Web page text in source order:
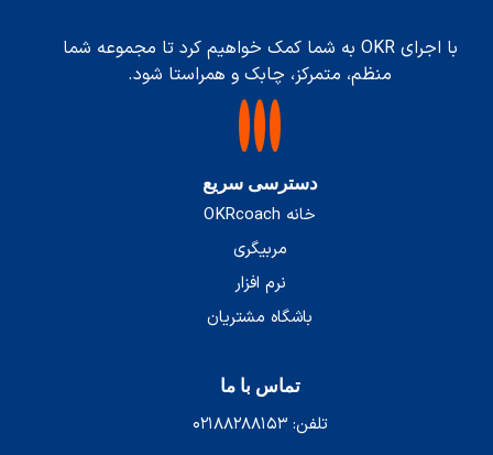
با اجرای OKR به شما کمک خواهیم کرد تا مجموعه شما
منظم، متمرکز، چابک و همراستا شود.
دسترسی سریع
خانه OKRcoach
مربیگری
نرم افزار
باشگاه مشتریان
تماس با ما
تلفن: ۰۲۱۸۸۲۸۸۱۵۳